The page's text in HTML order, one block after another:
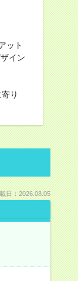
ット
イン
り
日：2026.08.05